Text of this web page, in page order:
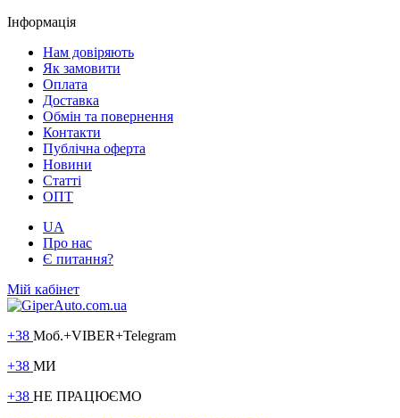
Інформація
Нам довіряють
Як замовити
Оплата
Доставка
Обмін та повернення
Контакти
Публічна оферта
Новини
Статті
ОПТ
UA
Про нас
Є питання?
Мій кабінет
+38 Моб.+VIBER+Telegram
+38 МИ
+38 НЕ ПРАЦЮЄМО